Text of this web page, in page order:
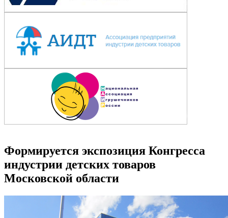
Формируется экспозиция Конгресса
индустрии детских товаров
Московской области